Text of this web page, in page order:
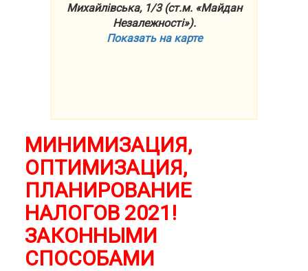
Михайлівська, 1/3 (ст.м. «Майдан
Незалежності»).
Показать на карте
МИНИМИЗАЦИЯ,
ОПТИМИЗАЦИЯ,
ПЛАНИРОВАНИЕ
НАЛОГОВ 2021!
ЗАКОННЫМИ
СПОСОБАМИ